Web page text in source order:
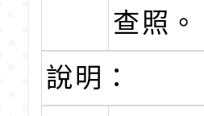
查照。
說明：